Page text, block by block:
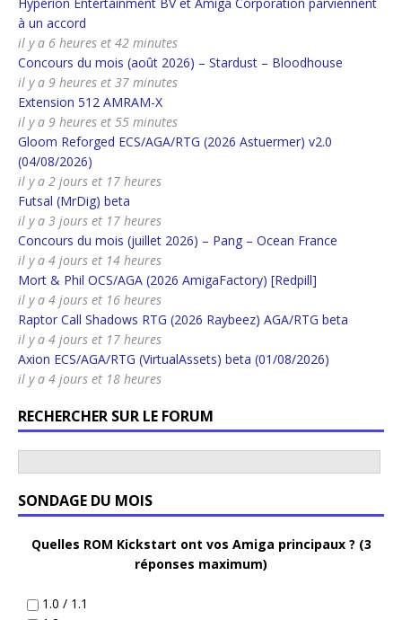
Hyperion Entertainment BV et Amiga Corporation parviennent
à un accord
il y a 6 heures et 42 minutes
Concours du mois (août 2026) – Stardust – Bloodhouse
il y a 9 heures et 37 minutes
Extension 512 AMRAM-X
il y a 9 heures et 55 minutes
Gloom Reforged ECS/AGA/RTG (2026 Astuermer) v2.0
(04/08/2026)
il y a 2 jours et 17 heures
Futsal (MrDig) beta
il y a 3 jours et 17 heures
Concours du mois (juillet 2026) – Pang – Ocean France
il y a 4 jours et 14 heures
Mort & Phil OCS/AGA (2026 AmigaFactory) [Redpill]
il y a 4 jours et 16 heures
Raptor Call Shadows RTG (2026 Raybeez) AGA/RTG beta
il y a 4 jours et 17 heures
Axion ECS/AGA/RTG (VirtualAssets) beta (01/08/2026)
il y a 4 jours et 18 heures
RECHERCHER SUR LE FORUM
SONDAGE DU MOIS
Quelles ROM Kickstart ont vos Amiga principaux ? (3
réponses maximum)
1.0 / 1.1